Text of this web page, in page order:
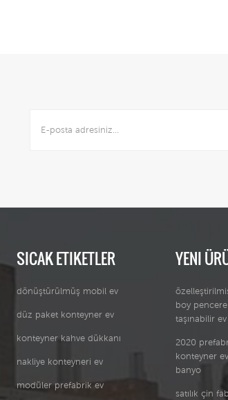
739,8 939,42 1139.04 K
845.51 1074,94 1304.37 K
268,3 348.09 427,88
880,74 1120.11 1359,48 K
279,44 362.54 445,64
815,98 1165,28 1414,58 K
613,9 786,72 959,55
951,21 1210,45 1469,69 K
SICAK ETIKETLER
dönüştürülmüş mobil ev
düz paket konteyner ev
konteyner kahve dükkanı
nakliye konteyneri ev
modüler prefabrik ev
YENI
boy
taşınabilir ev
2020
konteyner
banyo
satılık çin